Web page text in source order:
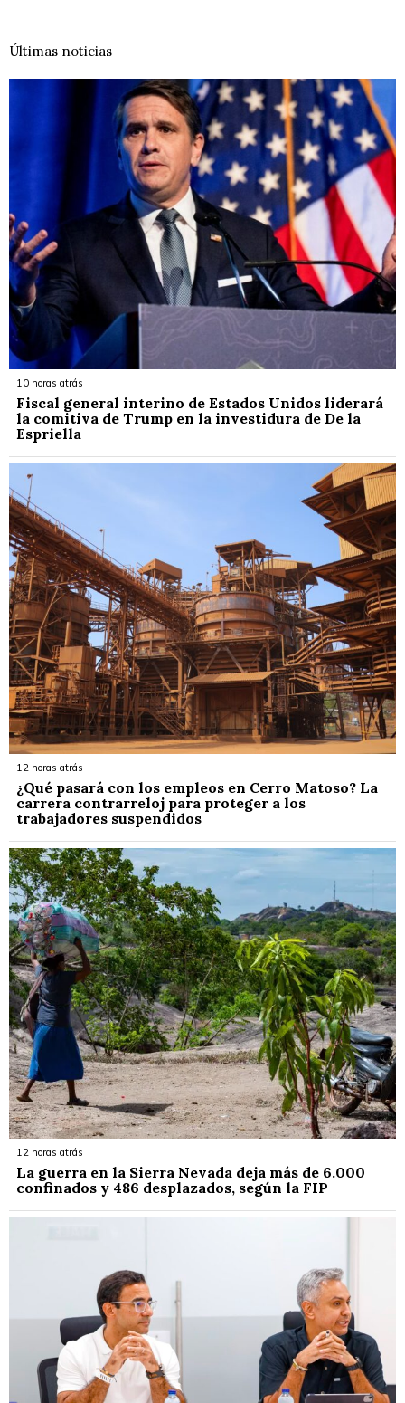
Últimas noticias
10 horas atrás
Fiscal general interino de Estados Unidos liderará
la comitiva de Trump en la investidura de De la
Espriella
12 horas atrás
¿Qué pasará con los empleos en Cerro Matoso? La
carrera contrarreloj para proteger a los
trabajadores suspendidos
12 horas atrás
La guerra en la Sierra Nevada deja más de 6.000
confinados y 486 desplazados, según la FIP